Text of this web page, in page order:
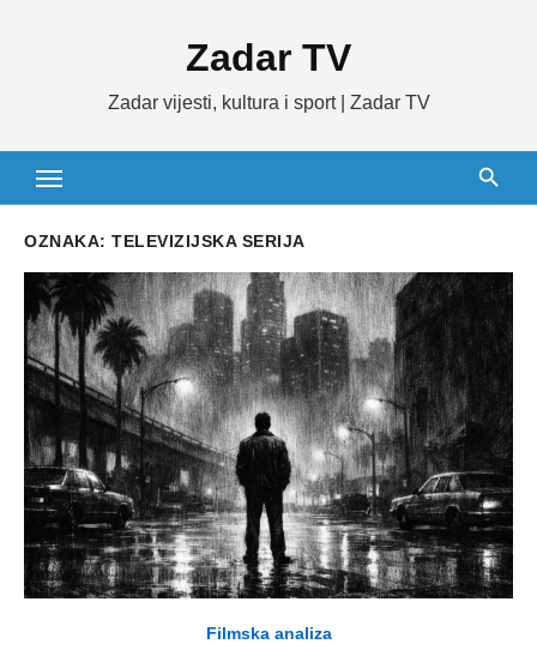
Zadar TV
Zadar vijesti, kultura i sport | Zadar TV
OZNAKA: TELEVIZIJSKA SERIJA
Filmska analiza